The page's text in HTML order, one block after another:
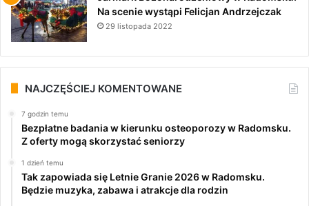
Na scenie wystąpi Felicjan Andrzejczak
29 listopada 2022
NAJCZĘŚCIEJ KOMENTOWANE
7 godzin temu
Bezpłatne badania w kierunku osteoporozy w Radomsku.
Z oferty mogą skorzystać seniorzy
1 dzień temu
Tak zapowiada się Letnie Granie 2026 w Radomsku.
Będzie muzyka, zabawa i atrakcje dla rodzin